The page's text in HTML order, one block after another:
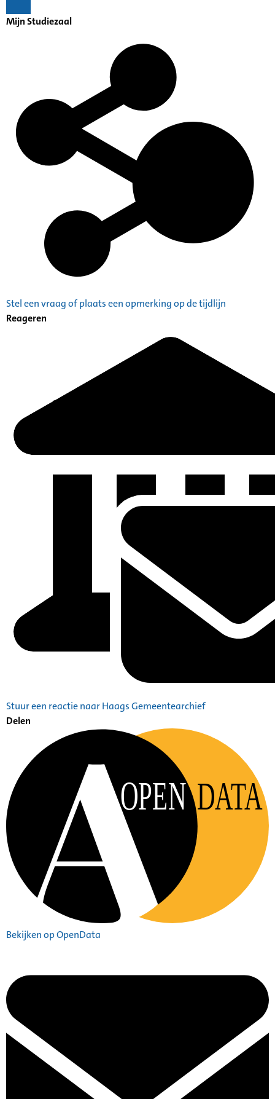
Mijn Studiezaal
Stel een vraag of plaats een opmerking op de tijdlijn
Reageren
Stuur een reactie naar Haags Gemeentearchief
Delen
OPEN DATA
Bekijken op OpenData